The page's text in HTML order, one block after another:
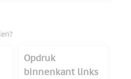
Opdruk
binnenkant links